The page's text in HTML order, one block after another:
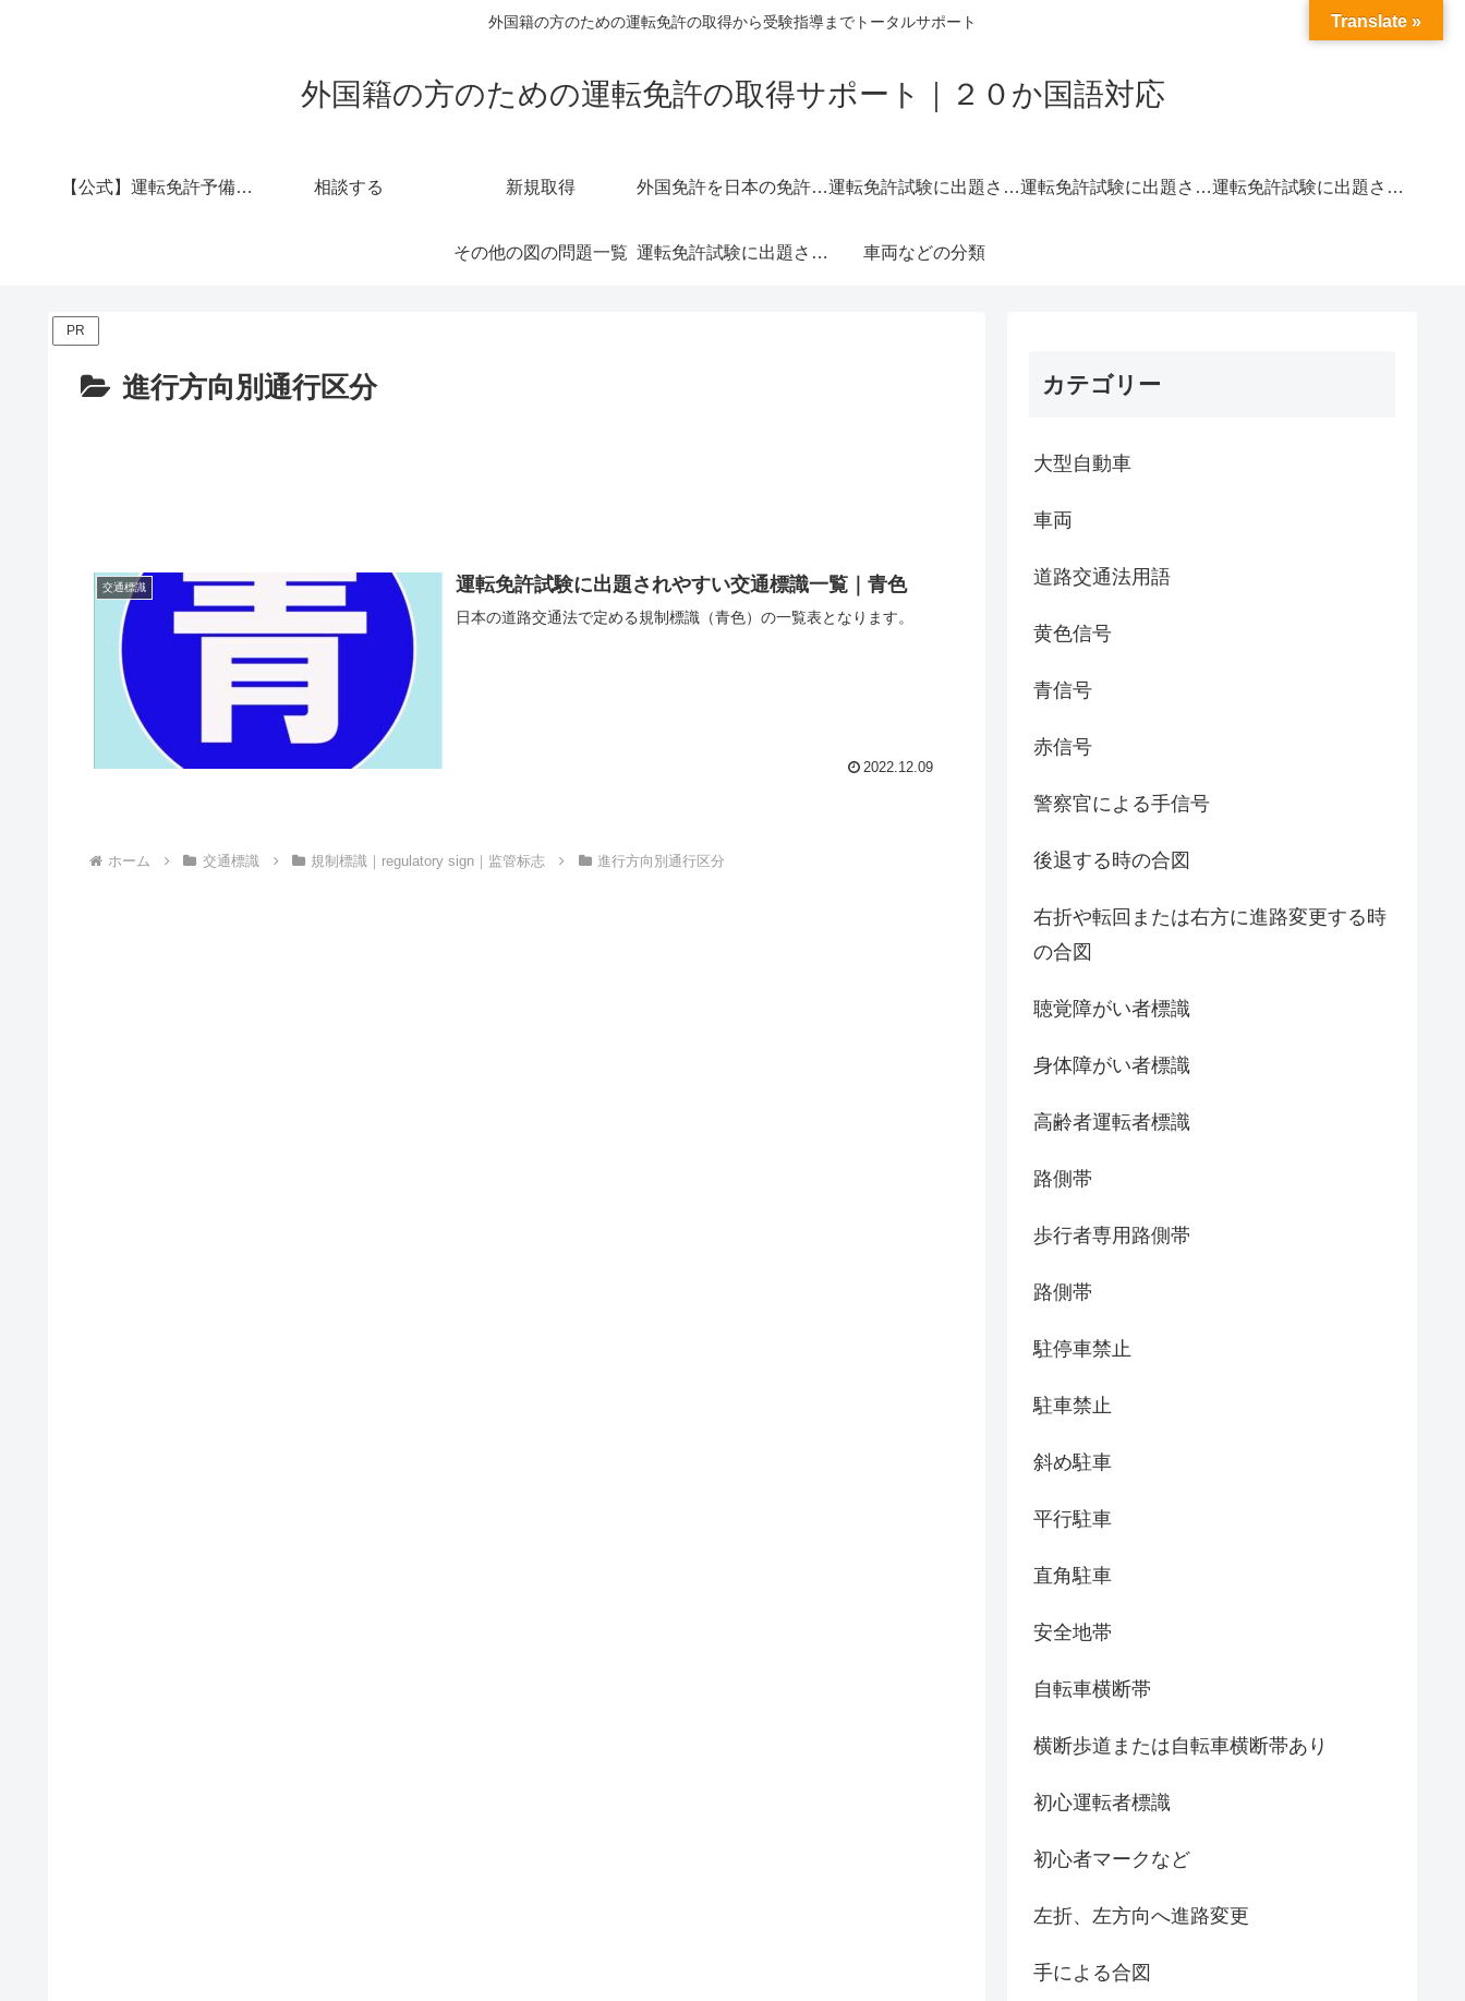
外国籍の方のための運転免許の取得から受験指導までトータルサポート
外国籍の方のための運転免許の取得サポート｜２０か国語対応
【公式】運転免許予備校 西村堂 相談する 新規取得 外国免許を日本の免許に切り替える＝外免切替 運転免許試験に出題されやすい交通標識一覧｜赤色 運転免許試験に出題されやすい交通標識一覧｜青色 運転免許試験に出題されやすい交通標識一覧｜黄色
その他の図の問題一覧 運転免許試験に出題されやすい交通標示一覧 車両などの分類
PR
進行方向別通行区分
交通標識 運転免許試験に出題されやすい交通標識一覧｜青色
日本の道路交通法で定める規制標識（青色）の一覧表となります。
2022.12.09
ホーム 交通標識 規制標識｜regulatory sign｜监管标志 進行方向別通行区分
カテゴリー
大型自動車
車両
道路交通法用語
黄色信号
青信号
赤信号
警察官による手信号
後退する時の合図
右折や転回または右方に進路変更する時
の合図
聴覚障がい者標識
身体障がい者標識
高齢者運転者標識
路側帯
歩行者専用路側帯
路側帯
駐停車禁止
駐車禁止
斜め駐車
平行駐車
直角駐車
安全地帯
自転車横断帯
横断歩道または自転車横断帯あり
初心運転者標識
初心者マークなど
左折、左方向へ進路変更
手による合図
Translate »